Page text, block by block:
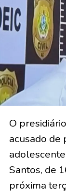
O
acusado de
Santos, de
próxima